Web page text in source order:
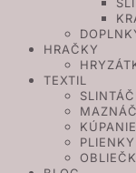
HRAČKY
TEXTIL
KÚPANIE